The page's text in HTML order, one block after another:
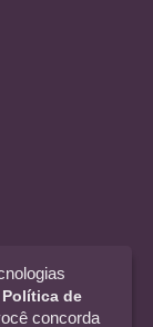
Política de
concorda